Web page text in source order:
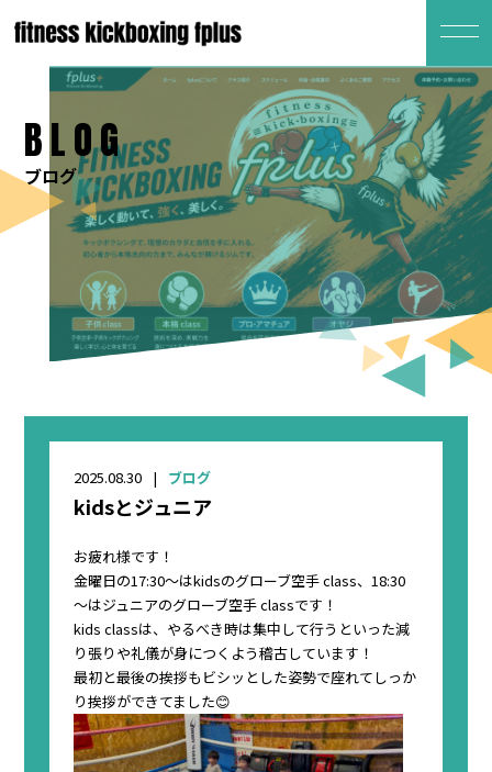
BLOG
ブログ
2025.08.30 ブログ
kidsとジュニア
お疲れ様です！
金曜日の17:30〜はkidsのグローブ空手 class、18:30
〜はジュニアのグローブ空手 classです！
kids classは、やるべき時は集中して行うといった減
り張りや礼儀が身につくよう稽古しています！
最初と最後の挨拶もビシッとした姿勢で座れてしっか
り挨拶ができてました😊